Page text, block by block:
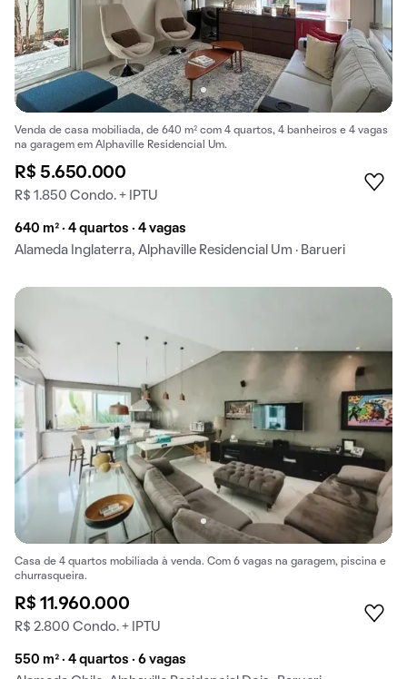
Venda de casa mobiliada, de 640 m² com 4 quartos, 4 banheiros e 4 vagas
na garagem em Alphaville Residencial Um.
R$ 5.650.000
R$ 1.850 Condo. + IPTU
640 m² · 4 quartos · 4 vagas
Alameda Inglaterra, Alphaville Residencial Um · Barueri
Casa de 4 quartos mobiliada à venda. Com 6 vagas na garagem, piscina e
churrasqueira.
R$ 11.960.000
R$ 2.800 Condo. + IPTU
550 m² · 4 quartos · 6 vagas